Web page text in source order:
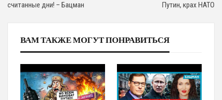
считанные дни! – Бацман
Путин, крах НАТО
ВАМ ТАКЖЕ МОГУТ ПОНРАВИТЬСЯ